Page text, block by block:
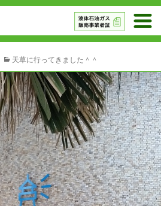
天草に行ってきました＾＾